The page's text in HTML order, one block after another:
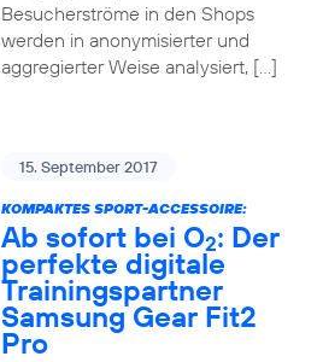
Besucherströme in den Shops
werden in anonymisierter und
aggregierter Weise analysiert, […]
15. September 2017
KOMPAKTES SPORT-ACCESSOIRE:
Ab sofort bei O2: Der
perfekte digitale
Trainingspartner
Samsung Gear Fit2
Pro